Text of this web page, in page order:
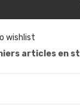
wishlist
articles en